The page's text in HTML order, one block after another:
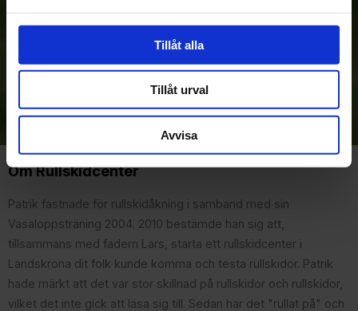
Tillåt alla
Tillåt urval
Avvisa
Prenumerera
integritetspolicy.
Om Rullskidcenter
Patrik fastnade för rullskidåkning i samband med sin
Vasaloppsträning 2004. 2010 bestämde han sig att,
tillsammans med fadern Lars, starta ett rullskidcenter i
Landskrona dit folk kunde komma och testa rullskidor. Patrik
hade märkt att det var stor skillnad på rullskidor och rullskidor,
vilket det inte gick att läsa sig till. Sedan har det "rullat på" och